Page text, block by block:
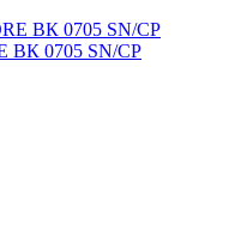
ВК 0705 SN/CP